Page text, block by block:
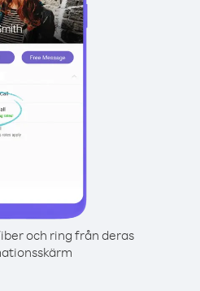
och ring från deras